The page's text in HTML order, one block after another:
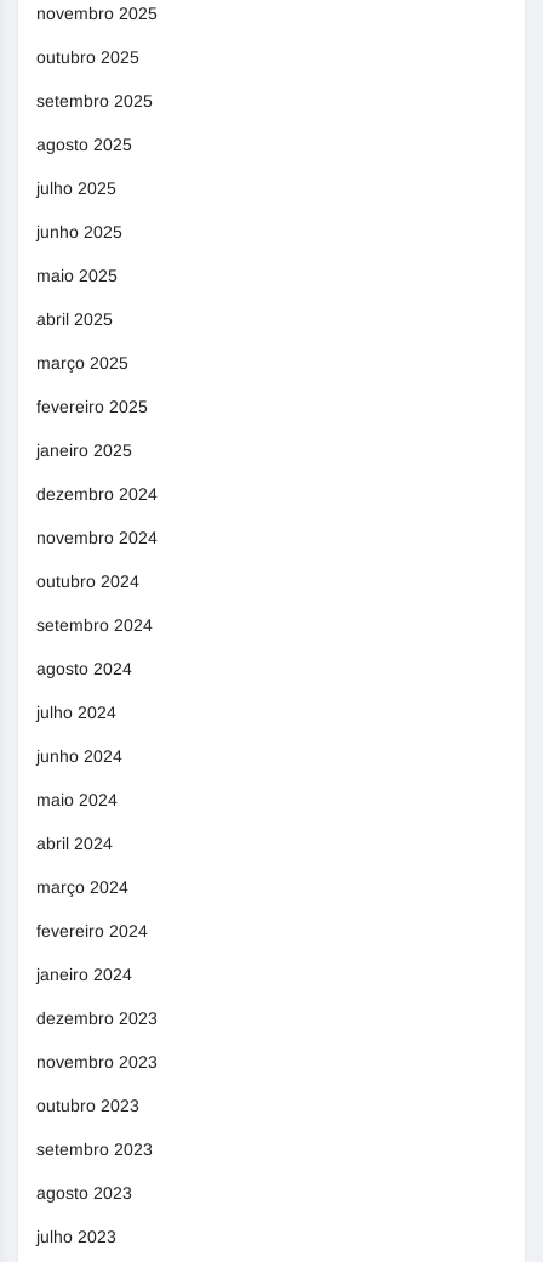
novembro 2025
outubro 2025
setembro 2025
agosto 2025
julho 2025
junho 2025
maio 2025
abril 2025
março 2025
fevereiro 2025
janeiro 2025
dezembro 2024
novembro 2024
outubro 2024
setembro 2024
agosto 2024
julho 2024
junho 2024
maio 2024
abril 2024
março 2024
fevereiro 2024
janeiro 2024
dezembro 2023
novembro 2023
outubro 2023
setembro 2023
agosto 2023
julho 2023